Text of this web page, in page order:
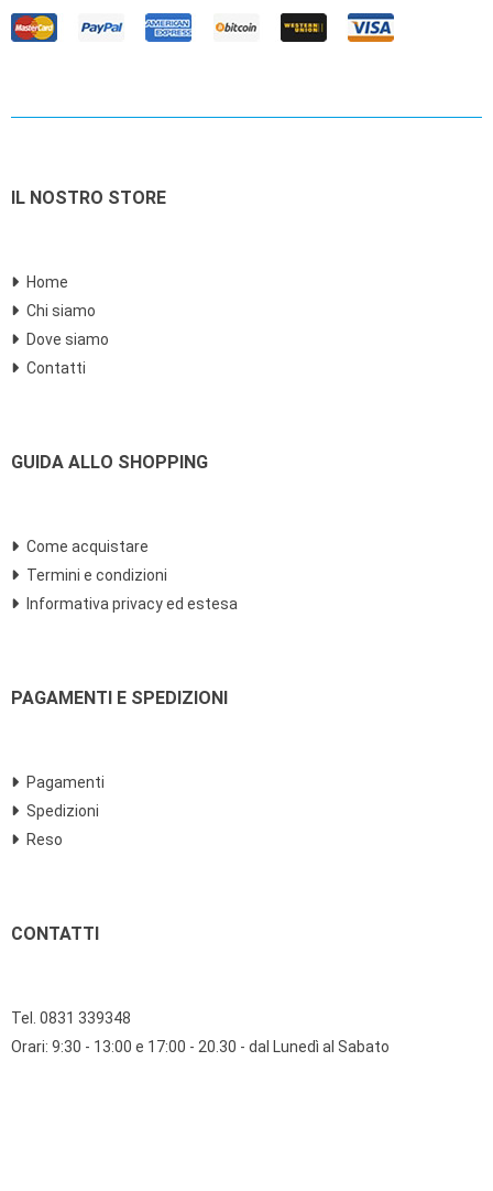
IL NOSTRO STORE
Home
Chi siamo
Dove siamo
Contatti
GUIDA ALLO SHOPPING
Come acquistare
Termini e condizioni
Informativa privacy ed estesa
PAGAMENTI E SPEDIZIONI
Pagamenti
Spedizioni
Reso
CONTATTI
Tel. 0831 339348
Orari: 9:30 - 13:00 e 17:00 - 20.30 - dal Lunedì al Sabato